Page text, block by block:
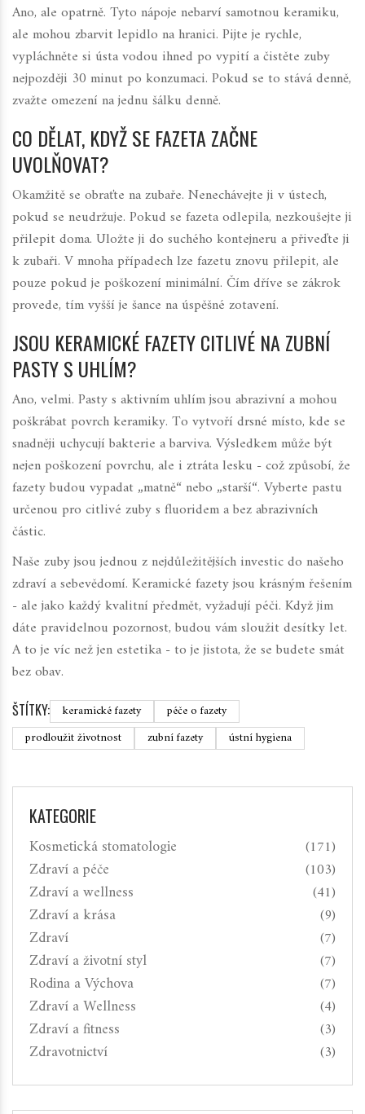
Ano, ale opatrně. Tyto nápoje nebarví samotnou keramiku,
ale mohou zbarvit lepidlo na hranici. Pijte je rychle,
vypláchněte si ústa vodou ihned po vypití a čistěte zuby
nejpozději 30 minut po konzumaci. Pokud se to stává denně,
zvažte omezení na jednu šálku denně.
CO DĚLAT, KDYŽ SE FAZETA ZAČNE
UVOLŇOVAT?
Okamžitě se obraťte na zubaře. Nenechávejte ji v ústech,
pokud se neudržuje. Pokud se fazeta odlepila, nezkoušejte ji
přilepit doma. Uložte ji do suchého kontejneru a přiveďte ji
k zubaři. V mnoha případech lze fazetu znovu přilepit, ale
pouze pokud je poškození minimální. Čím dříve se zákrok
provede, tím vyšší je šance na úspěšné zotavení.
JSOU KERAMICKÉ FAZETY CITLIVÉ NA ZUBNÍ
PASTY S UHLÍM?
Ano, velmi. Pasty s aktivním uhlím jsou abrazivní a mohou
poškrábat povrch keramiky. To vytvoří drsné místo, kde se
snadněji uchycují bakterie a barviva. Výsledkem může být
nejen poškození povrchu, ale i ztráta lesku - což způsobí, že
fazety budou vypadat „matně“ nebo „starší“. Vyberte pastu
určenou pro citlivé zuby s fluoridem a bez abrazivních
částic.
Naše zuby jsou jednou z nejdůležitějších investic do našeho
zdraví a sebevědomí. Keramické fazety jsou krásným řešením
- ale jako každý kvalitní předmět, vyžadují péči. Když jim
dáte pravidelnou pozornost, budou vám sloužit desítky let.
A to je víc než jen estetika - to je jistota, že se budete smát
bez obav.
ŠTÍTKY: keramické fazety
péče o fazety
prodloužit životnost
zubní fazety ústní hygiena
KATEGORIE
Kosmetická stomatologie (171)
Zdraví a péče (103)
Zdraví a wellness (41)
Zdraví a krása (9)
Zdraví (7)
Zdraví a životní styl (7)
Rodina a Výchova (7)
Zdraví a Wellness (4)
Zdraví a fitness (3)
Zdravotnictví (3)